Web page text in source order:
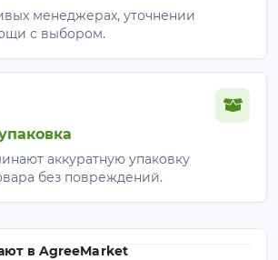
менеджерах, уточнении
с выбором.
аккуратную упаковку
без повреждений.
в AgreeMarket